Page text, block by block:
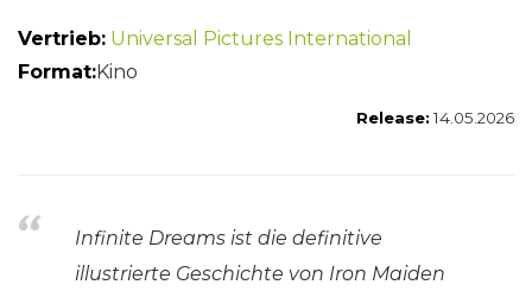
Vertrieb: Universal Pictures International
Format:Kino
Release:14.05.2026
Infinite Dreams ist die definitive
illustrierte Geschichte von Iron Maiden